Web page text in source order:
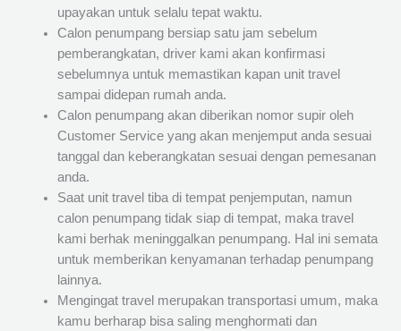
upayakan untuk selalu tepat waktu.
Calon penumpang bersiap satu jam sebelum
pemberangkatan, driver kami akan konfirmasi
sebelumnya untuk memastikan kapan unit travel
sampai didepan rumah anda.
Calon penumpang akan diberikan nomor supir oleh
Customer Service yang akan menjemput anda sesuai
tanggal dan keberangkatan sesuai dengan pemesanan
anda.
Saat unit travel tiba di tempat penjemputan, namun
calon penumpang tidak siap di tempat, maka travel
kami berhak meninggalkan penumpang. Hal ini semata
untuk memberikan kenyamanan terhadap penumpang
lainnya.
Mengingat travel merupakan transportasi umum, maka
kamu berharap bisa saling menghormati dan